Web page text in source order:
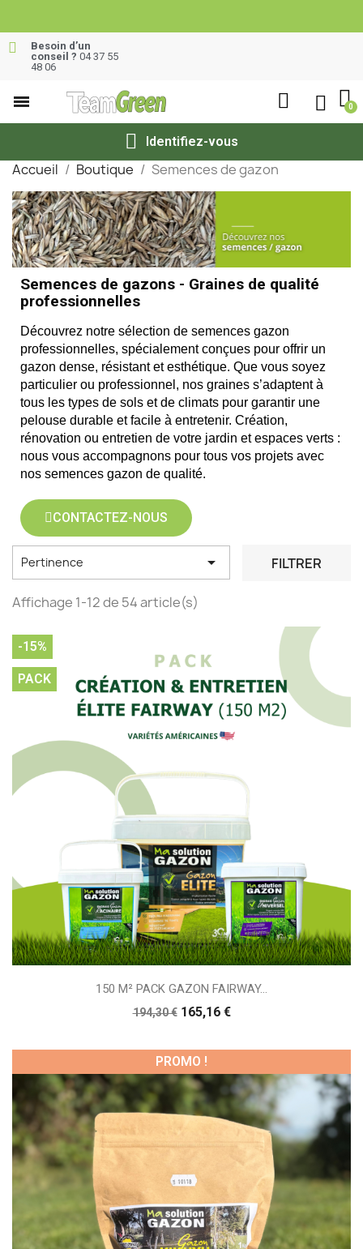
Besoin d’un
conseil ? 04 37 55
48 06
Identifiez-vous
Accueil Boutique Semences de gazon
Semences de gazons - Graines de qualité
professionnelles
Découvrez notre sélection de semences gazon
professionnelles, spécialement conçues pour offrir un
gazon dense, résistant et esthétique. Que vous soyez
particulier ou professionnel, nos graines s’adaptent à
tous les types de sols et de climats pour garantir une
pelouse durable et facile à entretenir. Création,
rénovation ou entretien de votre jardin et espaces verts :
nous vous accompagnons pour tous vos projets avec
nos semences gazon de qualité.
CONTACTEZ-NOUS
Pertinence  FILTRER
Affichage 1-12 de 54 article(s)
150 M² PACK GAZON FAIRWAY...
194,30 € 165,16 €
-15%
PACK
PROMO !